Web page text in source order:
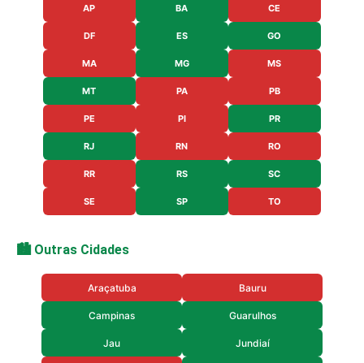
AP BA CE
DF ES GO
MA MG MS
MT PA PB
PE PI PR
RJ RN RO
RR RS SC
SE SP TO
🏙️ Outras Cidades
Araçatuba Bauru
Campinas Guarulhos
Jau Jundiaí